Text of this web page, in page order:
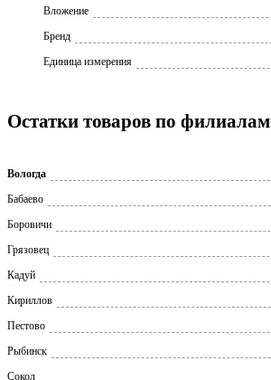
Вложение
Бренд
Единица измерения
Остатки товаров по филиалам
Вологда
Бабаево
Боровичи
Грязовец
Кадуй
Кириллов
Пестово
Рыбинск
Сокол